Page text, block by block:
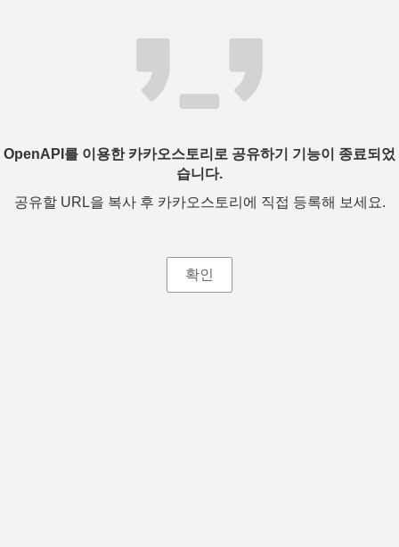
OpenAPI를 이용한 카카오스토리로 공유하기 기능이 종료되었
습니다.
공유할 URL을 복사 후 카카오스토리에 직접 등록해 보세요.
확인